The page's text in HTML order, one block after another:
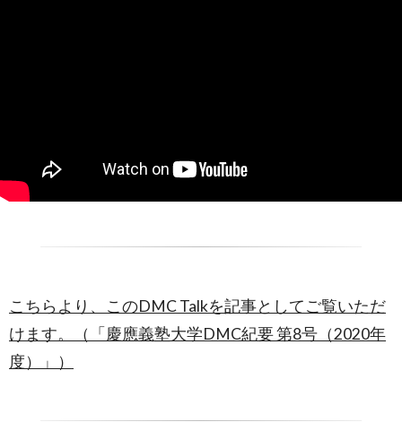
こちらより、このDMC Talkを記事としてご覧いただ
けます。（「慶應義塾大学DMC紀要 第8号（2020年
度）」）